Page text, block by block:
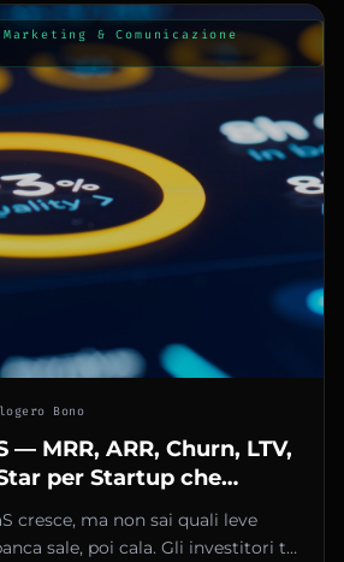
& Comunicazione
Bono
— MRR, ARR, Churn, LTV,
per Startup che
cresce, ma non sai quali leve
sale, poi cala. Gli investitori ti